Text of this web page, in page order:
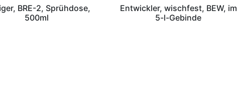
BRE-2, Sprühdose,
500ml
Entwickler, wischfest, BEW, im
5-l-Gebinde